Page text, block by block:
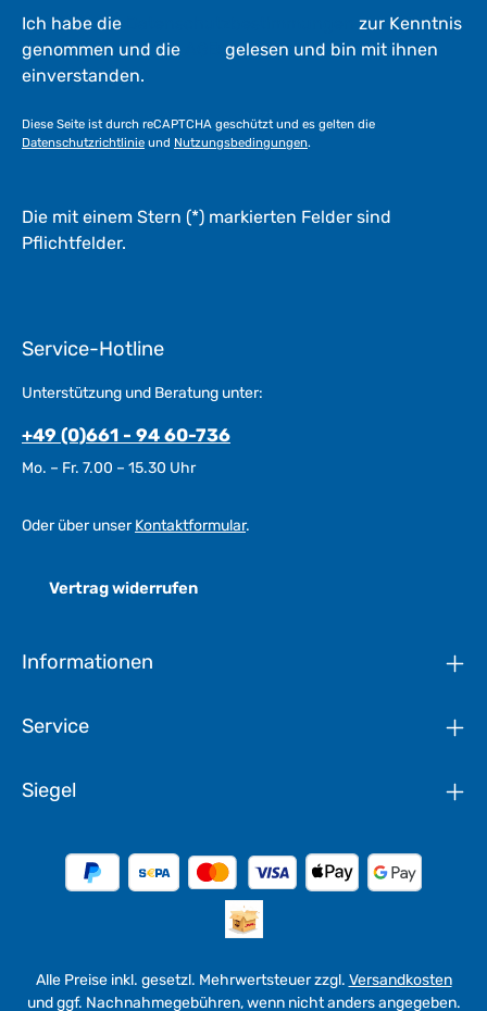
Ich habe die
zur Kenntnis
genommen und die
gelesen und bin mit ihnen
einverstanden.
Diese Seite ist durch reCAPTCHA geschützt und es gelten die
Datenschutzrichtlinie und Nutzungsbedingungen.
Die mit einem Stern (*) markierten Felder sind
Pflichtfelder.
Service-Hotline
Unterstützung und Beratung unter:
+49 (0)661 - 94 60-736
Mo. – Fr. 7.00 – 15.30 Uhr
Oder über unserKontaktformular.
Vertrag widerrufen
Informationen
Service
Siegel
Alle Preise inkl. gesetzl. Mehrwertsteuer zzgl. Versandkosten
und ggf. Nachnahmegebühren, wenn nicht anders angegeben.